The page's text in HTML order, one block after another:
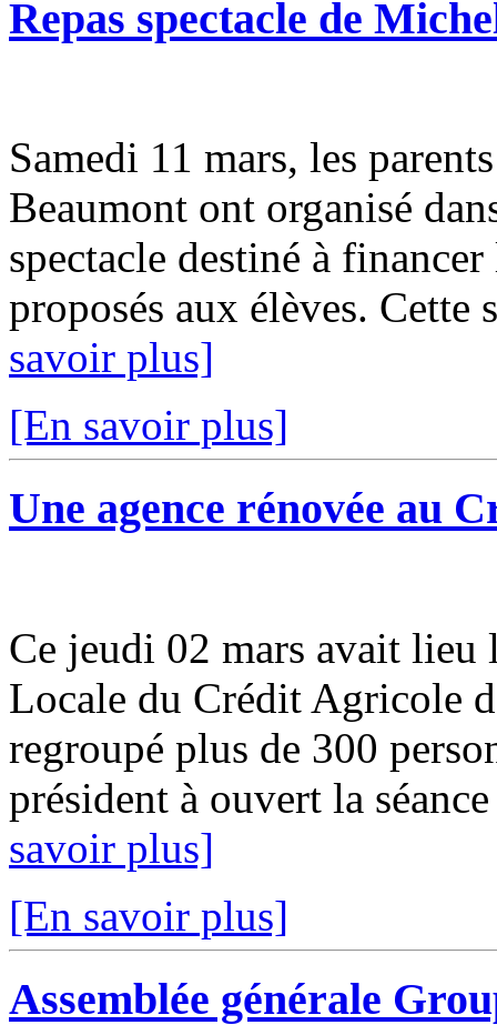
Repas spectacle de
Samedi 11 mars, les
Beaumont ont organisé
spectacle destiné à
proposés aux élèves. Cette
savoir plus]
[En savoir plus]
Une agence rénovée au
Ce jeudi 02 mars avait lieu
Locale du Crédit Agricole
regroupé plus de 300
président à ouvert la
savoir plus]
[En savoir plus]
Assemblée générale